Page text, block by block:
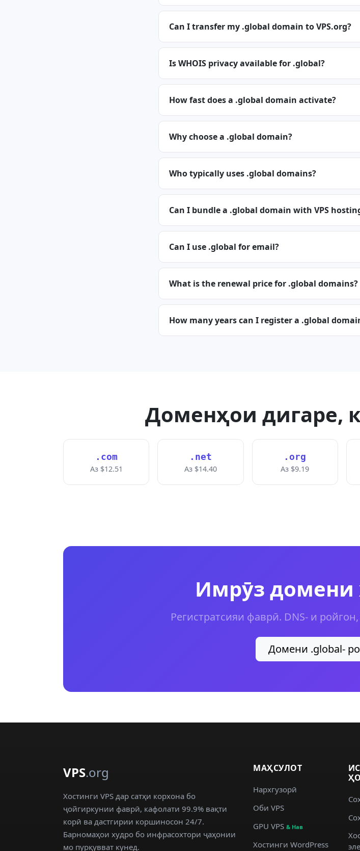
Can I transfer my .global domain to VPS.org?
Is WHOIS privacy available for .global?
How fast does a .global domain activate?
Why choose a .global domain?
Who typically uses .global domains?
Can I bundle a .global domain with VPS
Can I use .global for email?
What is the renewal price for .global domains?
How many years can I register a .global
Доменҳои дигаре,
.com
Аз $12.51
.net
Аз $14.40
.org
Аз $9.19
Имрӯз домени
Регистратсияи фаврӣ. DNS- и
Домени .global-
VPS.org
Хостинги VPS дар сатҳи корхона бо
ҷойгиркунии фаврӣ, кафолати 99.9% вақти
корӣ ва дастгирии коршиносон 24/7.
Барномаҳои худро бо инфрасохтори ҷаҳонии
мо пурқувват кунед.
МАҲСУЛОТ
Нархгузорӣ
Оби VPS
GPU VPS& Нав
Хостинги WordPress